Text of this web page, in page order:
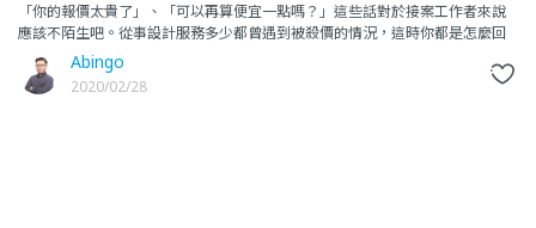
「你的報價太貴了」、「可以再算便宜一點嗎？」這些話對於接案工作者來說
應該不陌生吧。從事設計服務多少都曾遇到被殺價的情況，這時你都是怎麼回
應的呢？你是很有個性的不給殺，並且帥氣的說：「覺得別家便宜那就去
Abingo
2020/02/28